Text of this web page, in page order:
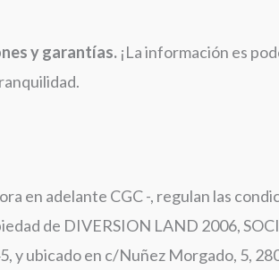
y garantías. ¡La información es
en adelante CGC -, regulan las
de DIVERSION LAND 2006,
y ubicado en c/Nuñez Morgado, 5,